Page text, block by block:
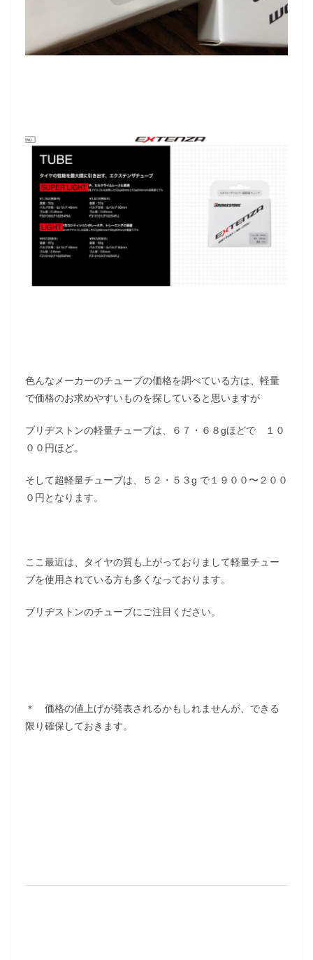
色んなメーカーのチューブの価格を調べている方は、軽量
で価格のお求めやすいものを探していると思いますが
ブリヂストンの軽量チューブは、６７・６８gほどで １０
００円ほど。
そして超軽量チューブは、５２・５３g で１９００〜２００
０円となります。
ここ最近は、タイヤの質も上がっておりまして軽量チュー
ブを使用されている方も多くなっております。
ブリヂストンのチューブにご注目ください。
＊ 価格の値上げが発表されるかもしれませんが、できる
限り確保しておきます。